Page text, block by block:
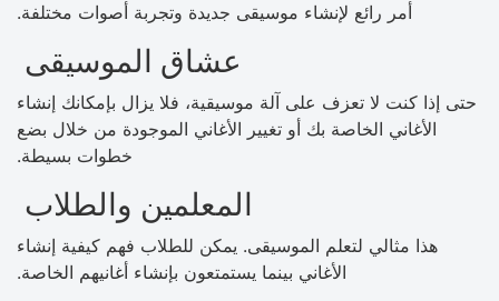
أمر رائع لإنشاء موسيقى جديدة وتجربة أصوات مختلفة.
عشاق الموسيقى
حتى إذا كنت لا تعزف على آلة موسيقية، فلا يزال بإمكانك إنشاء
الأغاني الخاصة بك أو تغيير الأغاني الموجودة من خلال بضع
خطوات بسيطة.
المعلمين والطلاب
هذا مثالي لتعلم الموسيقى. يمكن للطلاب فهم كيفية إنشاء
الأغاني بينما يستمتعون بإنشاء أغانيهم الخاصة.